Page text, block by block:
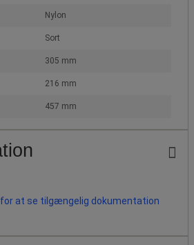
Nylon
Sort
305 mm
216 mm
457 mm
at se tilgængelig dokumentation